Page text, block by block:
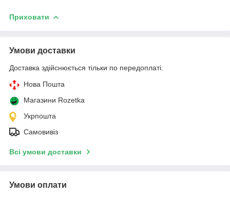
Приховати
Умови доставки
Доставка здійснюється тільки по передоплаті.
Нова Пошта
Магазини Rozetka
Укрпошта
Самовивіз
Всі умови доставки
Умови оплати